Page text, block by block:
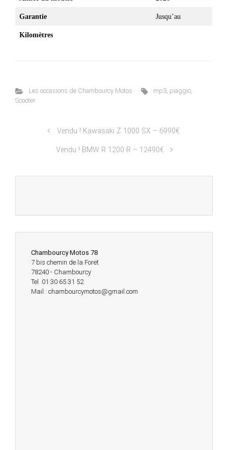
Garantie Jusqu’au
Kilomètres
Les occasions de Chambourcy Motos mp3, piaggio,
Scooter
Vendu ! Kawasaki Z 1000 SX – 6990€
Vendu ! BMW R 1200 R – 12490€
Chambourcy Motos 78
7 bis chemin de la Foret
78240 - Chambourcy
Tel 01 30 65 31 52
Mail : chambourcymotos@gmail.com